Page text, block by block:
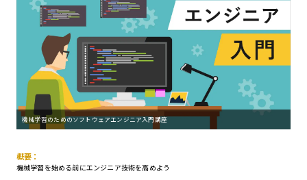
機械学習のためのソフトウェアエンジニア入門講座
概要：
機械学習を始める前にエンジニア技術を高めよう